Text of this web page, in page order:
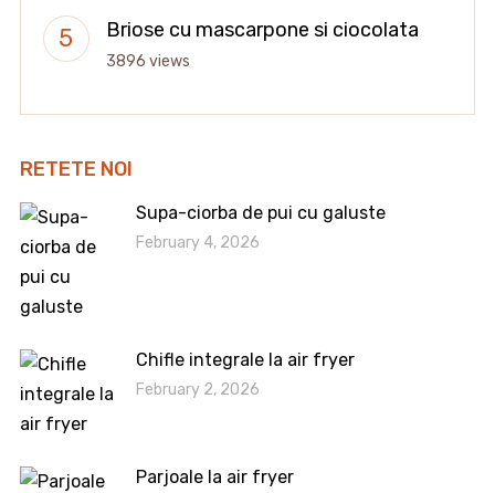
Briose cu mascarpone si ciocolata
3896 views
RETETE NOI
Supa-ciorba de pui cu galuste
February 4, 2026
Chifle integrale la air fryer
February 2, 2026
Parjoale la air fryer